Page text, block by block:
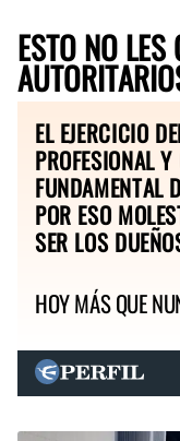
ESTO NO
EL EJERCICIO
PROFESIONAL
FUNDAMENTAL
POR ESO
SER LOS
HOY MÁS QUE